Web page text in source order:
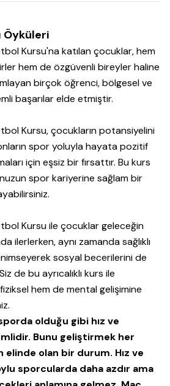
Öyküleri
Kursu'na katılan çocuklar, hem
hem de özgüvenli bireyler haline
birçok öğrenci, bölgesel ve
başarılar elde etmiştir.
Kursu, çocukların potansiyelini
spor yoluyla hayata pozitif
için eşsiz bir fırsattır. Bu kurs
spor kariyerine sağlam bir
Kursu ile çocuklar geleceğin
ilerlerken, aynı zamanda sağlıklı
sosyal becerilerini de
de bu ayrıcalıklı kurs ile
hem de mental gelişimine
olduğu gibi hız ve
Bunu geliştirmek her
olan bir durum. Hız ve
sporcularda daha azdır ama